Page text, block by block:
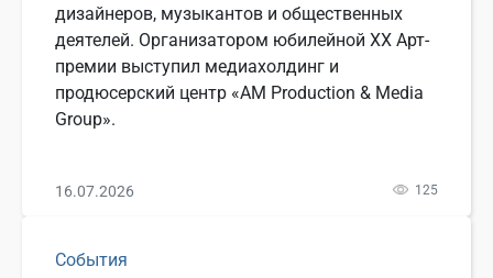
дизайнеров, музыкантов и общественных
деятелей. Организатором юбилейной ХХ Арт-
премии выступил медиахолдинг и
продюсерский центр «АМ Production & Media
Group».
16.07.2026 125
События